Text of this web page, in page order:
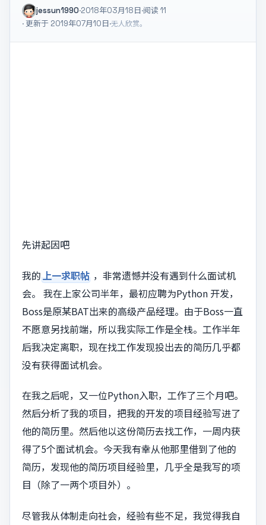
jessun1990·2018年03月18日·阅读 11
· 更新于 2019年07月10日·无人欣赏。
先讲起因吧
我的上一求职帖 ，非常遗憾并没有遇到什么面试机
会。 我在上家公司半年，最初应聘为Python 开发，
Boss是原某BAT出来的高级产品经理。由于Boss一直
不愿意另找前端，所以我实际工作是全栈。工作半年
后我决定离职，现在找工作发现投出去的简历几乎都
没有获得面试机会。
在我之后呢，又一位Python入职，工作了三个月吧。
然后分析了我的项目，把我的开发的项目经验写进了
他的简历里。然后他以这份简历去找工作，一周内获
得了5个面试机会。今天我有幸从他那里借到了他的
简历，发现他的简历项目经验里，几乎全是我写的项
目（除了一两个项目外）。
尽管我从体制走向社会，经验有些不足，我觉得我自